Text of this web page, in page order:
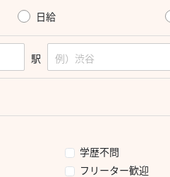
日給
駅
学歴不問
フリーター歓迎